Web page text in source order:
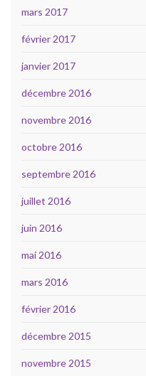
mars 2017
février 2017
janvier 2017
décembre 2016
novembre 2016
octobre 2016
septembre 2016
juillet 2016
juin 2016
mai 2016
mars 2016
février 2016
décembre 2015
novembre 2015